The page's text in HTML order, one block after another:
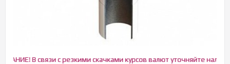
В связи с резкими скачками курсов валют уточняйте наличие